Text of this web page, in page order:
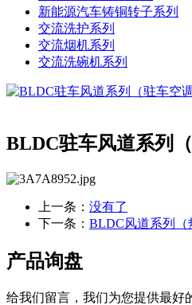
新能源汽车铸铜转子系列
交流洗护系列
交流烟机系列
交流洗碗机系列
BLDC驻车风道系列（
上一条： 没有了
下一条： BLDC风道系列（
产品询盘
给我们留言，我们为您提供最好